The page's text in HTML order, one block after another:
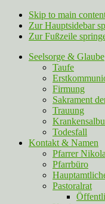
Skip to main
Zur Hauptsidebar
Zur Fußzeile
Seelsorge & Glaube
Taufe
Firmung
Sakrament
Trauung
Todesfall
Kontakt & Namen
Pfarrer
Pfarrbüro
Pastoralrat